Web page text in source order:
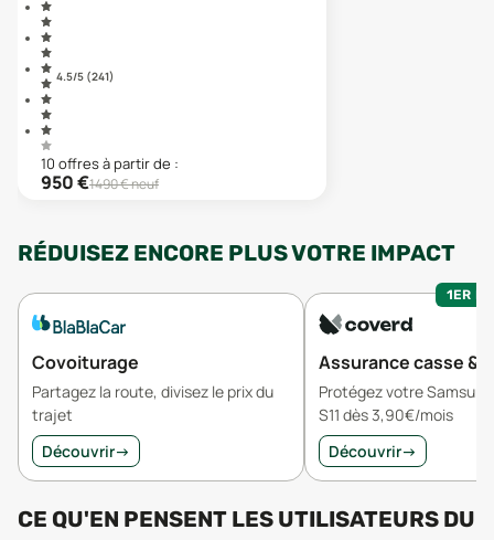
4.5/5 (241)
10 offresà partir de :
950€1490€ neuf
RÉDUISEZ ENCORE PLUS VOTRE IMPACT
Covoiturage
Partagez la route, divisez le prix du
trajet
Découvrir→
1ER
Assurance casse &
Protégez votre
S11 dès 3,90€/mois
Découvrir→
CE QU'EN PENSENT LES UTILISATEURS DU